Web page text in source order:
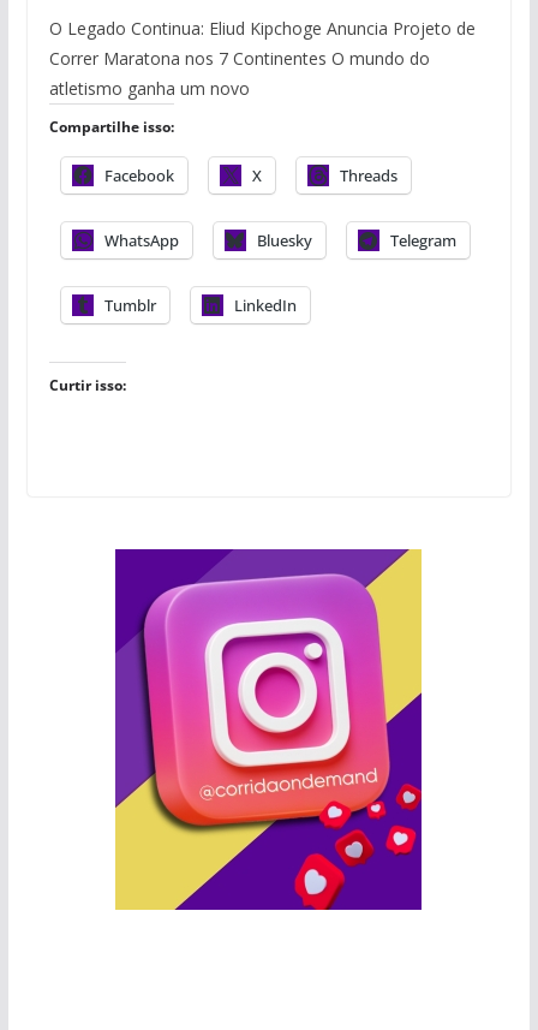
O Legado Continua: Eliud Kipchoge Anuncia Projeto de
Correr Maratona nos 7 Continentes O mundo do
atletismo ganha um novo
Compartilhe isso:
Facebook X Threads
WhatsApp Bluesky Telegram
Tumblr LinkedIn
Curtir isso: